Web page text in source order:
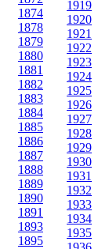
1874
1878
1879
1880
1881
1882
1883
1884
1885
1886
1887
1888
1889
1890
1891
1893
1895
1919
1920
1921
1922
1923
1924
1925
1926
1927
1928
1929
1930
1931
1932
1933
1934
1935